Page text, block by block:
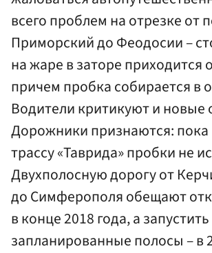
всего проблем на отрезке от
Приморский до Феодосии –
на жаре в заторе приходится
причем пробка собирается в
Водители критикуют и новые
Дорожники признаются: пока
трассу «Таврида» пробки не
Двухполосную дорогу от
до Симферополя обещают
в конце 2018 года, а
запланированные полосы – в